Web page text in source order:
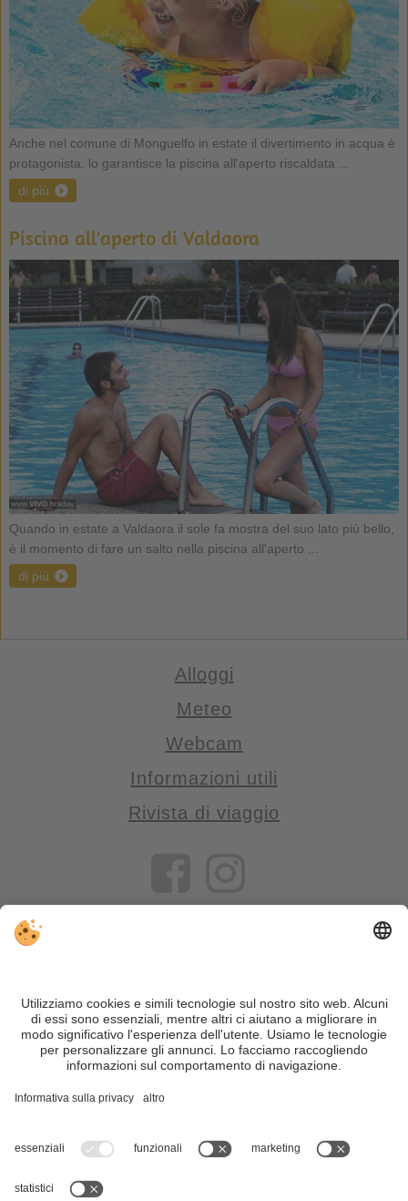
Anche nel comune di Monguelfo in estate il divertimento in acqua è
protagonista: lo garantisce la piscina all'aperto riscaldata ...
di più
Piscina all'aperto di Valdaora
Quando in estate a Valdaora il sole fa mostra del suo lato più bello,
è il momento di fare un salto nella piscina all'aperto ...
di più
Alloggi
Meteo
Webcam
Informazioni utili
Rivista di viaggio
VIVOSüdtirol è il portale di viaggio per chi desidera vivere il
Trentino Alto Adige davvero – con consigli autentici, alloggi e
offerte su misura.
Nonostante il lavoro accurato e il costante aggiornamento dei
motivi di sicurezza, si prega di verificare chiedendo